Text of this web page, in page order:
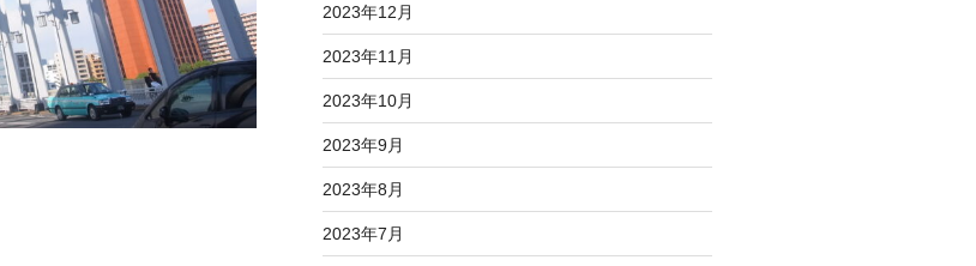
2023年12月
2023年11月
2023年10月
2023年9月
2023年8月
2023年7月